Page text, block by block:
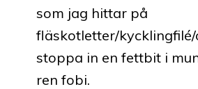
som jag hittar på
fläskotletter/kycklingfilé/
stoppa in en fettbit i
ren fobi.